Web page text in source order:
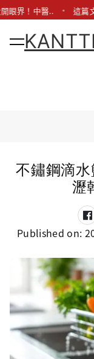
眼界！中醫.. 這篇
KANTTI
不鏽鋼滴
瀝
Published on: